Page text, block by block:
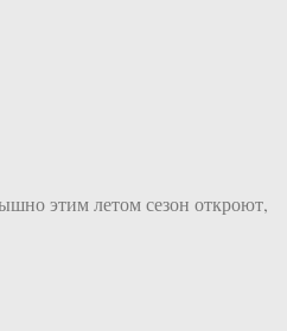
этим летом сезон откроют,